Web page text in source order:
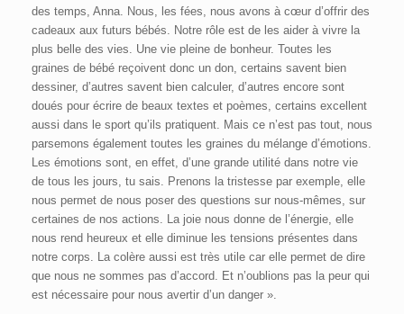
des temps, Anna. Nous, les fées, nous avons à cœur d’offrir des
cadeaux aux futurs bébés. Notre rôle est de les aider à vivre la
plus belle des vies. Une vie pleine de bonheur. Toutes les
graines de bébé reçoivent donc un don, certains savent bien
dessiner, d’autres savent bien calculer, d’autres encore sont
doués pour écrire de beaux textes et poèmes, certains excellent
aussi dans le sport qu’ils pratiquent. Mais ce n’est pas tout, nous
parsemons également toutes les graines du mélange d’émotions.
Les émotions sont, en effet, d’une grande utilité dans notre vie
de tous les jours, tu sais. Prenons la tristesse par exemple, elle
nous permet de nous poser des questions sur nous-mêmes, sur
certaines de nos actions. La joie nous donne de l’énergie, elle
nous rend heureux et elle diminue les tensions présentes dans
notre corps. La colère aussi est très utile car elle permet de dire
que nous ne sommes pas d’accord. Et n’oublions pas la peur qui
est nécessaire pour nous avertir d’un danger ».